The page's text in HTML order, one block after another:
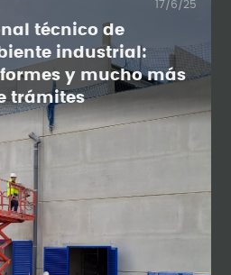
17/6/25
técnico de
industrial:
y mucho más
trámites